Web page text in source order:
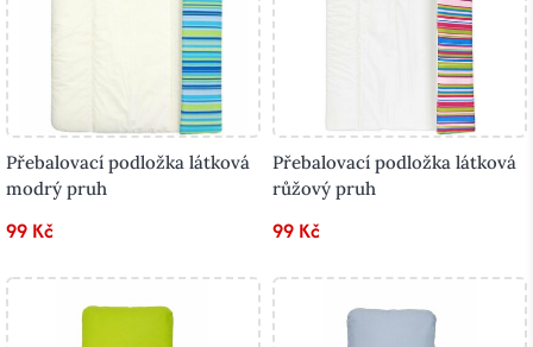
Přebalovací podložka látková
modrý pruh
99 Kč
Přebalovací podložka látková
růžový pruh
99 Kč